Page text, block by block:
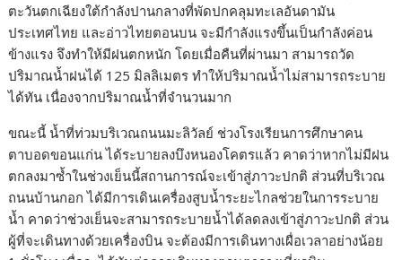
ตะวันตกเฉียงใต้กำลังปานกลางที่พัดปกคลุมทะเลอันดามัน
ประเทศไทย และอ่าวไทยตอนบน จะมีกำลังแรงขึ้นเป็นกำลังค่อน
ข้างแรง จึงทำให้มีฝนตกหนัก โดยเมื่อคืนที่ผ่านมา สามารถวัด
ปริมาณน้ำฝนได้ 125 มิลลิเมตร ทำให้ปริมาณน้ำไม่สามารถระบาย
ได้ทัน เนื่องจากปริมาณน้ำที่จำนวนมาก
ขณะนี้ น้ำที่ท่วมบริเวณถนนมะลิวัลย์ ช่วงโรงเรียนการศึกษาคน
ตาบอดขอนแก่น ได้ระบายลงบึงหนองโคตรแล้ว คาดว่าหากไม่มีฝน
ตกลงมาซ้ำในช่วงเย็นนี้สถานการณ์จะเข้าสู่ภาวะปกติ ส่วนที่บริเวณ
ถนนบ้านกอก ได้มีการเดินเครื่องสูบน้ำระยะไกลช่วยในการระบาย
น้ำ คาดว่าช่วงเย็นจะสามารถระบายน้ำได้ลดลงเข้าสู่ภาวะปกติ ส่วน
ผู้ที่จะเดินทางด้วยเครื่องบิน จะต้องมีการเดินทางเผื่อเวลาอย่างน้อย